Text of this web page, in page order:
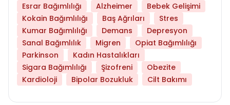
Esrar Bağımlılığı
Alzheimer
Bebek Gelişimi
Kokain Bağımlılığı
Baş Ağrıları
Stres
Kumar Bağımlılığı
Demans
Depresyon
Sanal Bağımlılık
Migren
Opiat Bağımlılığı
Parkinson
Kadın Hastalıkları
Sigara Bağımlılığı
Şizofreni
Obezite
Kardioloji
Bipolar Bozukluk Cilt Bakımı